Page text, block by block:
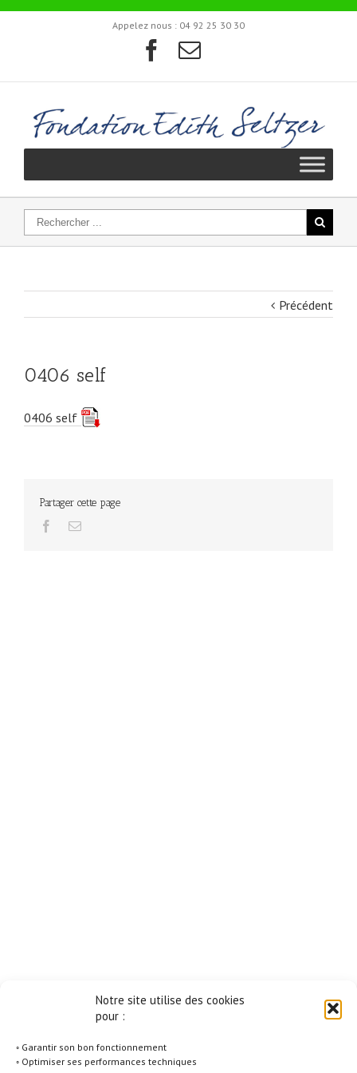
Notre site utilise des cookies
pour :
◦ Garantir son bon fonctionnement
◦ Optimiser ses performances techniques
Appelez nous : 04 92 25 30 30
Précédent
0406 self
0406 self
Partager cette page